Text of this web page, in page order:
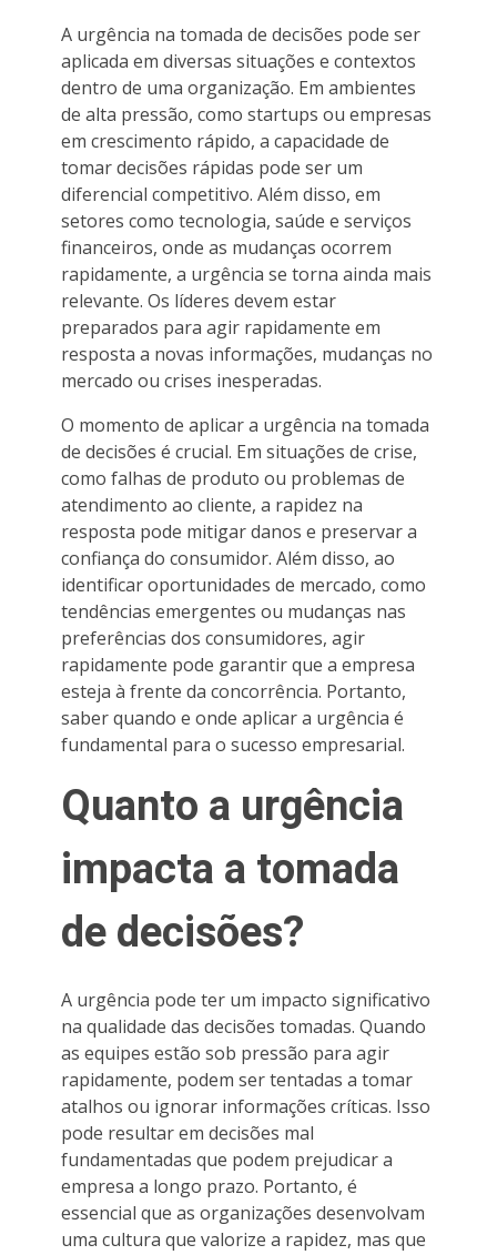
A urgência na tomada de decisões pode ser
aplicada em diversas situações e contextos
dentro de uma organização. Em ambientes
de alta pressão, como startups ou empresas
em crescimento rápido, a capacidade de
tomar decisões rápidas pode ser um
diferencial competitivo. Além disso, em
setores como tecnologia, saúde e serviços
financeiros, onde as mudanças ocorrem
rapidamente, a urgência se torna ainda mais
relevante. Os líderes devem estar
preparados para agir rapidamente em
resposta a novas informações, mudanças no
mercado ou crises inesperadas.
O momento de aplicar a urgência na tomada
de decisões é crucial. Em situações de crise,
como falhas de produto ou problemas de
atendimento ao cliente, a rapidez na
resposta pode mitigar danos e preservar a
confiança do consumidor. Além disso, ao
identificar oportunidades de mercado, como
tendências emergentes ou mudanças nas
preferências dos consumidores, agir
rapidamente pode garantir que a empresa
esteja à frente da concorrência. Portanto,
saber quando e onde aplicar a urgência é
fundamental para o sucesso empresarial.
Quanto a urgência
impacta a tomada
de decisões?
A urgência pode ter um impacto significativo
na qualidade das decisões tomadas. Quando
as equipes estão sob pressão para agir
rapidamente, podem ser tentadas a tomar
atalhos ou ignorar informações críticas. Isso
pode resultar em decisões mal
fundamentadas que podem prejudicar a
empresa a longo prazo. Portanto, é
essencial que as organizações desenvolvam
uma cultura que valorize a rapidez, mas que